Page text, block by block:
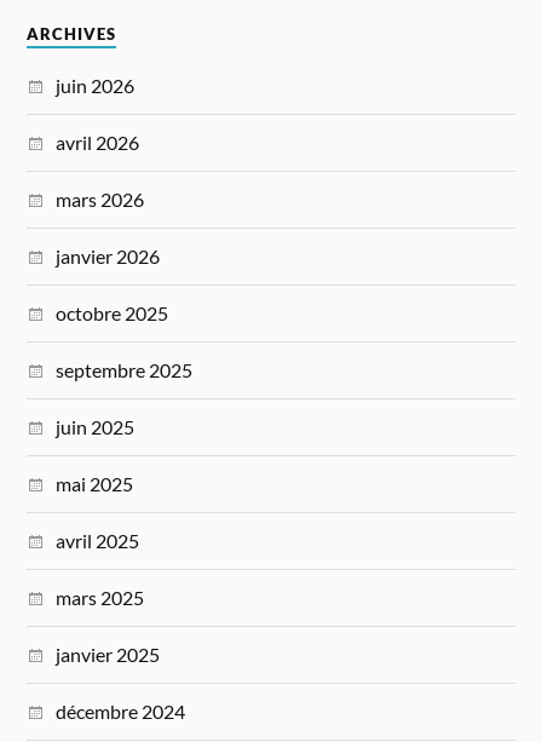
ARCHIVES
juin 2026
avril 2026
mars 2026
janvier 2026
octobre 2025
septembre 2025
juin 2025
mai 2025
avril 2025
mars 2025
janvier 2025
décembre 2024